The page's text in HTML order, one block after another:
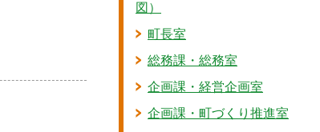
図）
町長室
総務課・総務室
企画課・経営企画室
企画課・町づくり推進室